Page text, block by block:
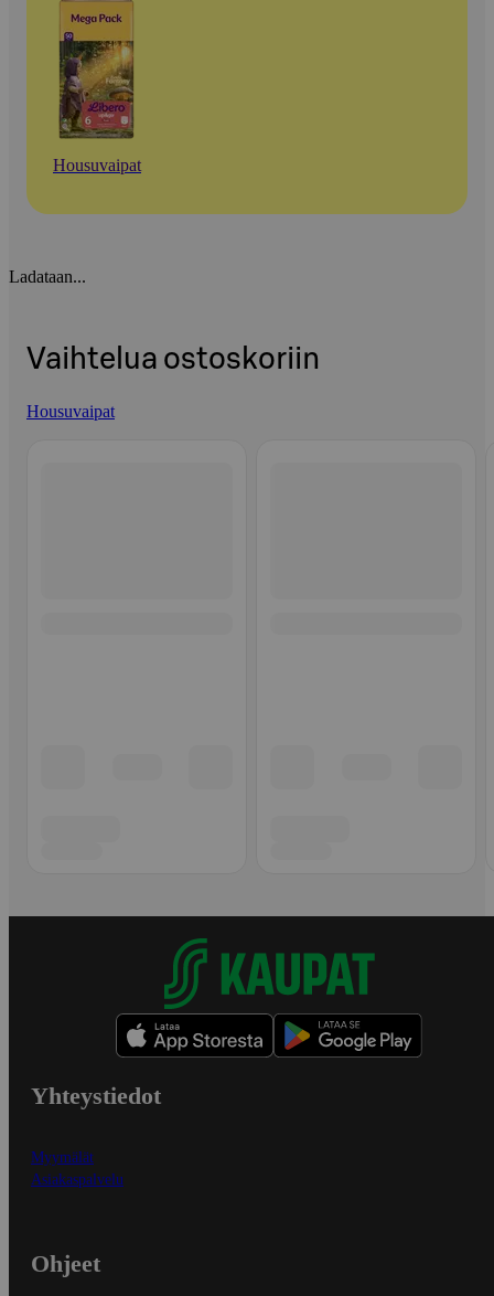
Housuvaipat
Ladataan...
Vaihtelua ostoskoriin
Housuvaipat
Yhteystiedot
Myymälät
Asiakaspalvelu
Ohjeet